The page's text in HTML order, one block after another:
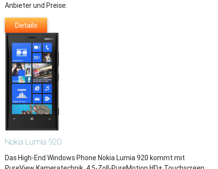
Anbieter und Preise:
Details
Nokia Lumia 920
Das High-End Windows Phone Nokia Lumia 920 kommt mit